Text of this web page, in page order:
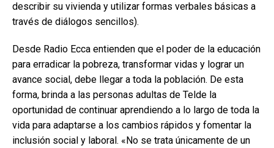
describir su vivienda y utilizar formas verbales básicas a
través de diálogos sencillos).
Desde Radio Ecca entienden que el poder de la educación
para erradicar la pobreza, transformar vidas y lograr un
avance social, debe llegar a toda la población. De esta
forma, brinda a las personas adultas de Telde la
oportunidad de continuar aprendiendo a lo largo de toda la
vida para adaptarse a los cambios rápidos y fomentar la
inclusión social y laboral. «No se trata únicamente de un